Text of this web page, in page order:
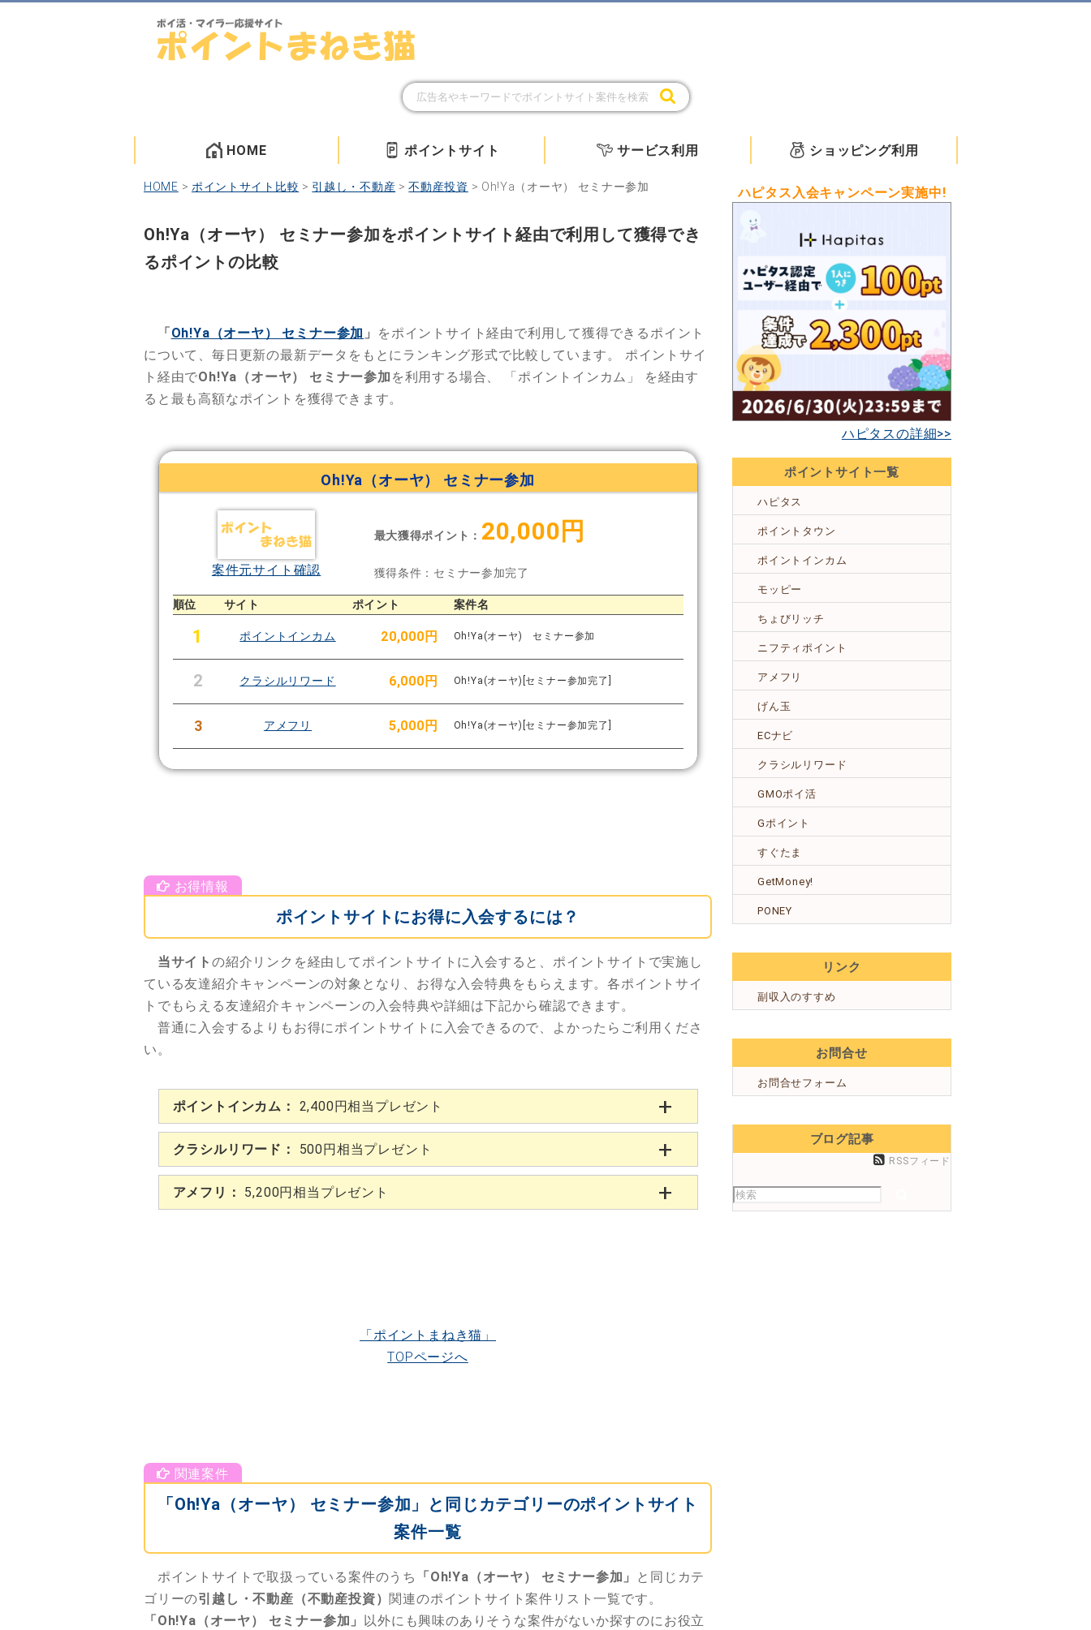
HOME ポイントサイト サービス利用 ショッピング利用
HOME > ポイントサイト比較 > 引越し・不動産 >不動産投資 > Oh!Ya（オーヤ） セミナー参加
Oh!Ya（オーヤ） セミナー参加をポイントサイト経由で利用して獲得でき
るポイントの比較
「Oh!Ya（オーヤ） セミナー参加 」
をポイントサイト経由で利用して獲得できるポイント
について、毎日更新の最新データをもとにランキング形式で比較しています。 ポイントサイ
ト経由でOh!Ya（オーヤ） セミナー参加 を利用する場合、 「ポイントインカム」
を経由す
ると最も高額なポイントを獲得できます。
Oh!Ya（オーヤ） セミナー参加
案件元サイト確認
最大獲得ポイント： 20,000円
獲得条件：セミナー参加完了
順位 サイト ポイント 案件名
1 ポイントインカム 20,000円 Oh!Ya(オーヤ) セミナー参加
2 クラシルリワード 6,000円 Oh!Ya(オーヤ)[セミナー参加完了]
3 アメフリ 5,000円 Oh!Ya(オーヤ)[セミナー参加完了]
ポイントサイトにお得に入会するには？
当サイトの紹介リンクを経由してポイントサイトに入会すると、ポイントサイトで実施し
ている友達紹介キャンペーンの対象となり、お得な入会特典をもらえます。各ポイントサイ
トでもらえる友達紹介キャンペーンの入会特典や詳細は下記から確認できます。
普通に入会するよりもお得にポイントサイトに入会できるので、よかったらご利用くださ
い。
ポイントインカム： 2,400円相当プレゼント
クラシルリワード： 500円相当プレゼント
アメフリ： 5,200円相当プレゼント
「ポイントまねき猫」
TOPページへ
「Oh!Ya（オーヤ） セミナー参加」と同じカテゴリーのポイントサイト
案件一覧
ポイントサイトで取扱っている案件のうち 「Oh!Ya（オーヤ） セミナー参加」
と同じカテ
ゴリーの引越し・不動産（不動産投資） 関連のポイントサイト案件リスト一覧です。
「Oh!Ya（オーヤ） セミナー参加」 以外にも興味のありそうな案件がないか探すのにお役立
ハピタス入会キャンペーン実施中!
ハピタスの詳細>>
ポイントサイト一覧
ハピタス
ポイントタウン
ポイントインカム
モッピー
ちょびリッチ
ニフティポイント
アメフリ
げん玉
ECナビ
クラシルリワード
GMOポイ活
Gポイント
すぐたま
GetMoney!
PONEY
リンク
副収入のすすめ
お問合せ
お問合せフォーム
ブログ記事
RSSフィード